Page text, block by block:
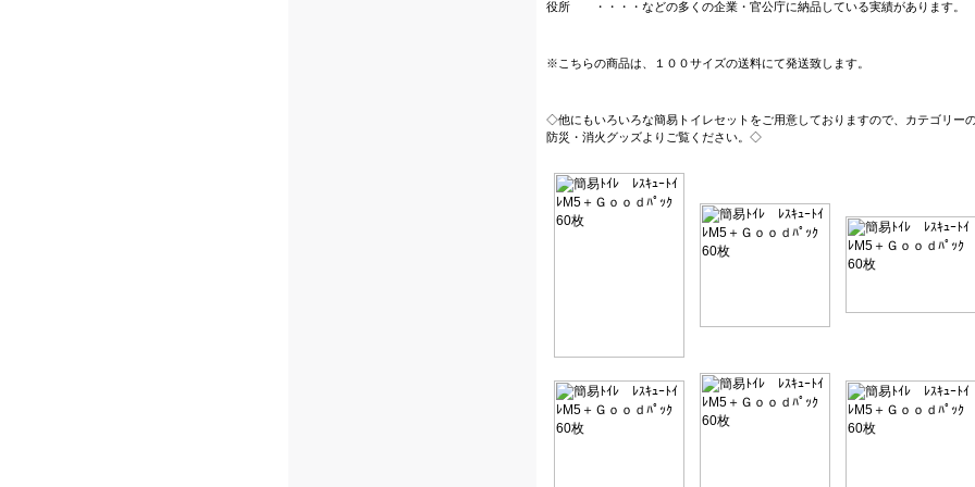
役所 ・・・・などの多くの企業・官公庁に納品している実績があります。
※こちらの商品は、１００サイズの送料にて発送致します。
◇他にもいろいろな簡易トイレセットをご用意しておりますので、カテゴリー
防災・消火グッズよりご覧ください。◇